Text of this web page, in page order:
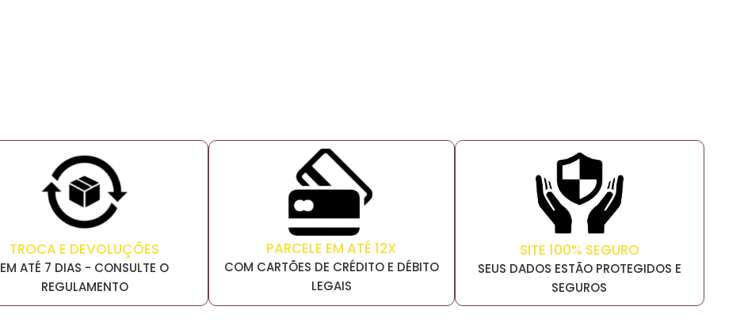
TROCA E DEVOLUÇÕES
EM ATÉ 7 DIAS - CONSULTE O
REGULAMENTO
PARCELE EM ATÉ 12X
COM CARTÕES DE CRÉDITO E DÉBITO
LEGAIS
SITE 100% SEGURO
SEUS DADOS ESTÃO PROTEGIDOS E
SEGUROS